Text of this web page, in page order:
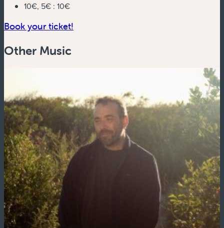
10€, 5€ : 10€
Book your ticket!
Other Music